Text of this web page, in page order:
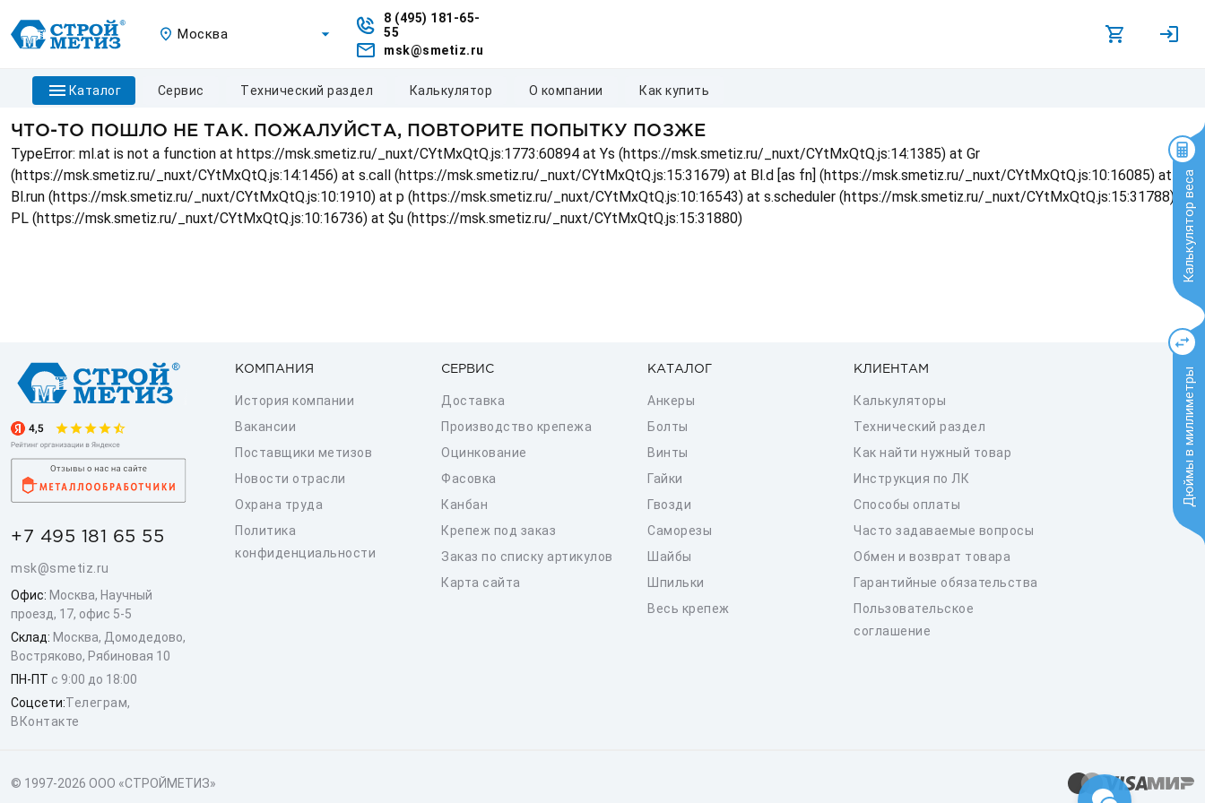
Калькулятор веса
Дюймы в миллиметры
Москва
8 (495) 181-65-
55
msk@smetiz.ru
каталог сервис технический раздел калькулятор о компании как купить
ЧТО-ТО ПОШЛО НЕ ТАК. ПОЖАЛУЙСТА, ПОВТОРИТЕ ПОПЫТКУ ПОЗЖЕ
TypeError: ml.at is not a function at https://msk.smetiz.ru/_nuxt/CYtMxQtQ.js:1773:60894 at Ys (https://msk.smetiz.ru/_nuxt/CYtMxQtQ.js:14:1385) at Gr
(https://msk.smetiz.ru/_nuxt/CYtMxQtQ.js:14:1456) at s.call (https://msk.smetiz.ru/_nuxt/CYtMxQtQ.js:15:31679) at Bl.d [as fn] (https://msk.smetiz.ru/_nuxt/CYtMxQtQ.js:10:16085) at
Bl.run (https://msk.smetiz.ru/_nuxt/CYtMxQtQ.js:10:1910) at p (https://msk.smetiz.ru/_nuxt/CYtMxQtQ.js:10:16543) at s.scheduler (https://msk.smetiz.ru/_nuxt/CYtMxQtQ.js:15:31788) at
PL (https://msk.smetiz.ru/_nuxt/CYtMxQtQ.js:10:16736) at $u (https://msk.smetiz.ru/_nuxt/CYtMxQtQ.js:15:31880)
+7 495 181 65 55
msk@smetiz.ru
Офис: Москва, Научный
проезд, 17, офис 5-5
Склад: Москва, Домодедово,
Востряково, Рябиновая 10
ПН-ПТ с 9:00 до 18:00
Соцсети:Телеграм,
ВКонтакте
КОМПАНИЯ
История компании
Вакансии
Поставщики метизов
Новости отрасли
Охрана труда
Политика
конфиденциальности
СЕРВИС
Доставка
Производство крепежа
Оцинкование
Фасовка
Канбан
Крепеж под заказ
Заказ по списку артикулов
Карта сайта
КАТАЛОГ
Анкеры
Болты
Винты
Гайки
Гвозди
Саморезы
Шайбы
Шпильки
Весь крепеж
КЛИЕНТАМ
Калькуляторы
Технический раздел
Как найти нужный товар
Инструкция по ЛК
Способы оплаты
Часто задаваемые вопросы
Обмен и возврат товара
Гарантийные обязательства
Пользовательское
соглашение
© 1997-2026 ООО «СТРОЙМЕТИЗ»